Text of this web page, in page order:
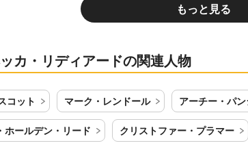
もっと見る
カ・リディアードの関連人物
コット マーク・レンドール アーチー・パ
ホールデン・リード クリストファー・プラマー